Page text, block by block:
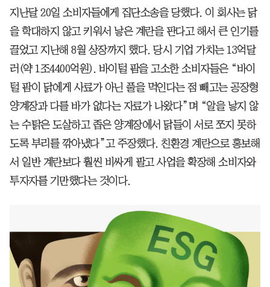
지난달 20일 소비자들에게 집단소송을 당했다. 이 회사는 닭
을 학대하지 않고 키워서 낳은 계란을 판다고 해서 큰 인기를
끌었고 지난해 8월 상장까지 했다. 당시 기업 가치는 13억달
러(약 1조4400억원). 바이털 팜을 고소한 소비자들은 “바이
털 팜이 닭에게 사료가 아닌 풀을 먹인다는 점 빼고는 공장형
양계장과 다를 바가 없다는 자료가 나왔다”며 “알을 낳지 않
는 수탉은 도살하고 좁은 양계장에서 닭들이 서로 쪼지 못하
도록 부리를 깎아냈다”고 주장했다. 친환경 계란으로 홍보해
서 일반 계란보다 훨씬 비싸게 팔고 사업을 확장해 소비자와
투자자를 기만했다는 것이다.